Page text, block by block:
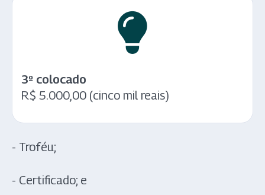
3º colocado
R$ 5.000,00 (cinco mil reais)
- Troféu;
- Certificado; e